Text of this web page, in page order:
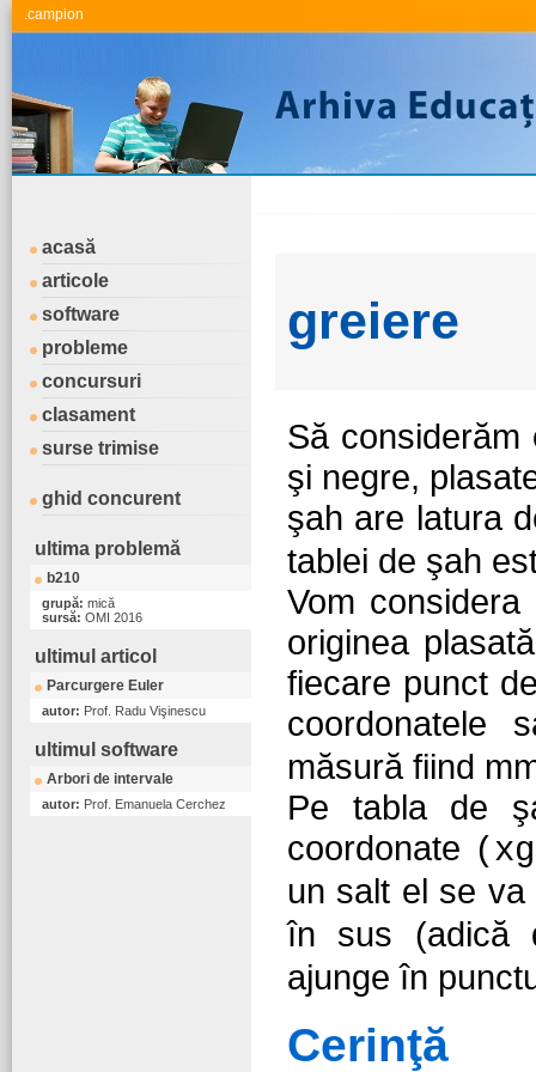
.campion
acasă
articole
software
probleme
concursuri
clasament
surse trimise
ghid concurent
ultima problemă
b210
grupă: mică
sursă: OMI 2016
ultimul articol
Parcurgere Euler
autor: Prof. Radu Vişinescu
ultimul software
Arbori de intervale
autor: Prof. Emanuela Cerchez
greiere
Să
şi negre,
şah are latura
tablei de şah
Vom
originea
fiecare punct
coordonatele
măsură fiind
Pe tabla de
coordonate
un salt el se
în sus (adică
ajunge în
Cerinţă